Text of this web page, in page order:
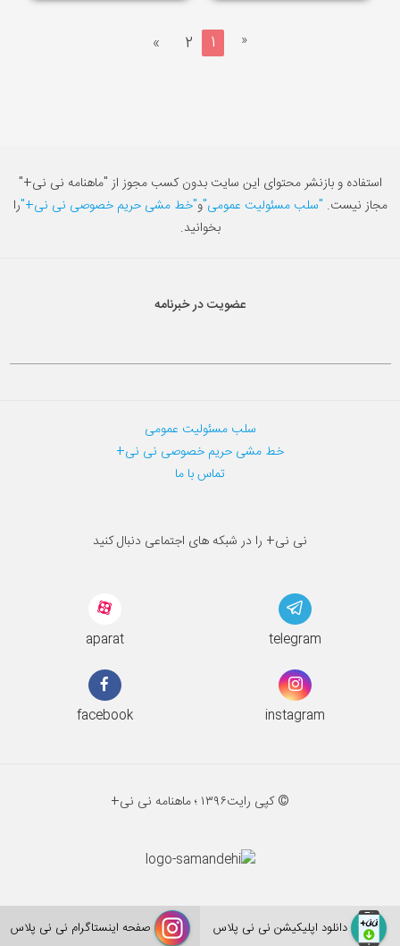
«
1
2
»
استفاده و بازنشر محتوای این سایت بدون کسب مجوز از "ماهنامه نی نی+"
مجاز نیست. "سلب مسئولیت عمومی"و"خط مشی حریم خصوصی نی نی+"را
بخوانید.
عضویت در خبرنامه
سلب مسئولیت عمومی
خط مشی حریم خصوصی نی نی+
تماس با ما
نی نی+ را در شبکه های اجتماعی دنبال کنید
aparat telegram
facebook instagram
© کپی رایت۱۳۹۶ ؛ ماهنامه نی نی+
دانلود اپلیکیشن نی نی پلاس صفحه اینستاگرام نی نی پلاس